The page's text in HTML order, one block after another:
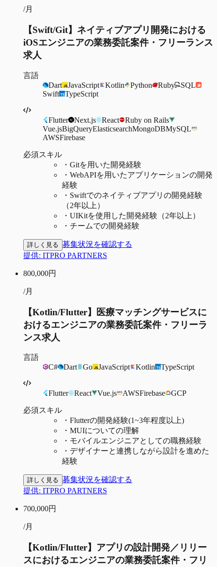
/月
【Swift/Git】ネイティブアプリ開発における
iOSエンジニアの業務委託案件・フリーランス
求人
言語
Dart
JavaScript Kotlin Python Ruby
SQL
Swift
TypeScript
Flutter Next.js React
Ruby on Rails
Vue.jsBigQueryElasticsearchMongoDBMySQL
AWSFirebase
必須スキル
・ Gitを用いた開発経験
・ WebAPIを用いたアプリケーションの開発
経験
・ Swiftでのネイティブアプリの開発経験
（2年以上）
・ UIKitを使用した開発経験（2年以上）
・ チームでの開発経験
詳しく見る 募集状況を確認する
提供: ITPRO PARTNERS
800,000円
/月
【Kotlin/Flutter】医療マッチングサービスに
おけるエンジニアの業務委託案件・フリーラ
ンス求人
言語
C#
Dart Go JavaScript Kotlin TypeScript
Flutter React Vue.js AWSFirebase GCP
必須スキル
・ Flutterの開発経験(1~3年程度以上)
・ MUIについての理解
・ モバイルエンジニアとしての職務経験
・ デザイナーと連携しながら設計を進めた
経験
詳しく見る 募集状況を確認する
提供: ITPRO PARTNERS
700,000円
/月
【Kotlin/Flutter】アプリの設計開発／リリー
スにおけるエンジニアの業務委託案件・フリ